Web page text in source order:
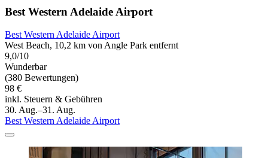
Best Western Adelaide Airport
Best Western Adelaide Airport
West Beach, 10,2 km von Angle Park entfernt
9,0/10
Wunderbar
(380 Bewertungen)
98 €
inkl. Steuern & Gebühren
30. Aug.–31. Aug.
Best Western Adelaide Airport